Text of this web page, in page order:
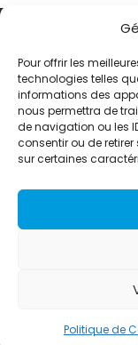
Pour offrir les
technologies telles
informations des
nous permettra de
de navigation ou les
consentir ou de
sur certaines
Politique de
Alternative Média
relations publiques
pilote des
grâce à
Contact
Politique de